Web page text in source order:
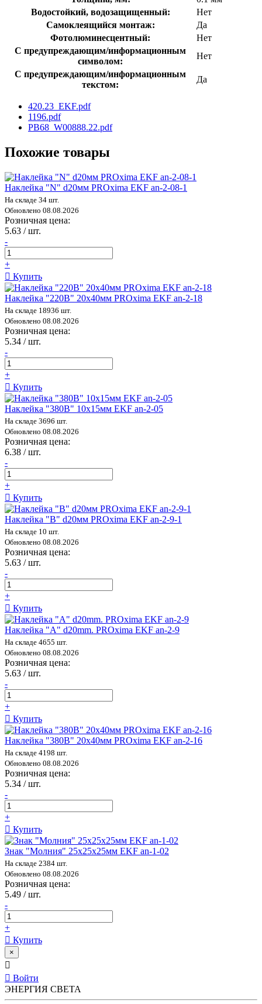
Водостойкий, водозащищенный:
Нет
Самоклеящийся монтаж:
Да
Фотолюминесцентный:
Нет
С предупреждающим/информационным
символом:
Нет
С предупреждающим/информационным
текстом:
Да
420.23_EKF.pdf
1196.pdf
PB68_W00888.22.pdf
Похожие товары
Наклейка "N" d20мм PROxima EKF an-2-08-1
На складе 34 шт.
Обновлено 08.08.2026
Розничная цена:
5.63 / шт.
-
+
Купить
Наклейка "220В" 20х40мм PROxima EKF an-2-18
На складе 18936 шт.
Обновлено 08.08.2026
Розничная цена:
5.34 / шт.
-
+
Купить
Наклейка "380В" 10х15мм EKF an-2-05
На складе 3696 шт.
Обновлено 08.08.2026
Розничная цена:
6.38 / шт.
-
+
Купить
Наклейка "B" d20мм PROxima EKF an-2-9-1
На складе 10 шт.
Обновлено 08.08.2026
Розничная цена:
5.63 / шт.
-
+
Купить
Наклейка "A" d20mm. PROxima EKF an-2-9
На складе 4655 шт.
Обновлено 08.08.2026
Розничная цена:
5.63 / шт.
-
+
Купить
Наклейка "380В" 20х40мм PROxima EKF an-2-16
На складе 4198 шт.
Обновлено 08.08.2026
Розничная цена:
5.34 / шт.
-
+
Купить
Знак "Молния" 25х25х25мм EKF an-1-02
На складе 2384 шт.
Обновлено 08.08.2026
Розничная цена:
5.49 / шт.
-
+
Купить
×
Войти
ЭНЕРГИЯ СВЕТА